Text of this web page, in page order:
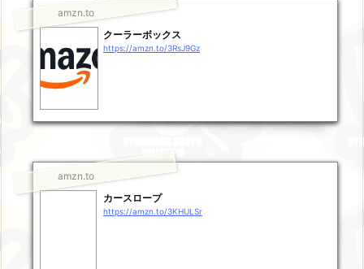
amzn.to
クーラーボックス
https://amzn.to/3RsJ9Gz
amzn.to
カースロープ
https://amzn.to/3KHULSr